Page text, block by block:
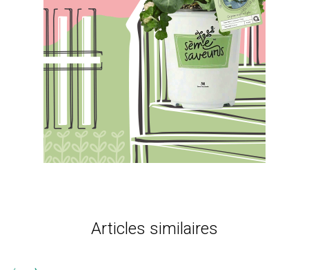
Articles similaires